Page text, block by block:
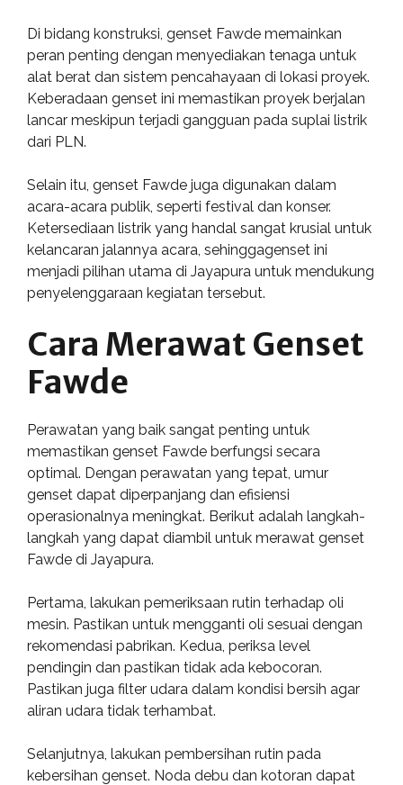
Di bidang konstruksi, genset Fawde memainkan
peran penting dengan menyediakan tenaga untuk
alat berat dan sistem pencahayaan di lokasi proyek.
Keberadaan genset ini memastikan proyek berjalan
lancar meskipun terjadi gangguan pada suplai listrik
dari PLN.
Selain itu, genset Fawde juga digunakan dalam
acara-acara publik, seperti festival dan konser.
Ketersediaan listrik yang handal sangat krusial untuk
kelancaran jalannya acara, sehinggagenset ini
menjadi pilihan utama di Jayapura untuk mendukung
penyelenggaraan kegiatan tersebut.
Cara Merawat Genset
Fawde
Perawatan yang baik sangat penting untuk
memastikan genset Fawde berfungsi secara
optimal. Dengan perawatan yang tepat, umur
genset dapat diperpanjang dan efisiensi
operasionalnya meningkat. Berikut adalah langkah-
langkah yang dapat diambil untuk merawat genset
Fawde di Jayapura.
Pertama, lakukan pemeriksaan rutin terhadap oli
mesin. Pastikan untuk mengganti oli sesuai dengan
rekomendasi pabrikan. Kedua, periksa level
pendingin dan pastikan tidak ada kebocoran.
Pastikan juga filter udara dalam kondisi bersih agar
aliran udara tidak terhambat.
Selanjutnya, lakukan pembersihan rutin pada
kebersihan genset. Noda debu dan kotoran dapat